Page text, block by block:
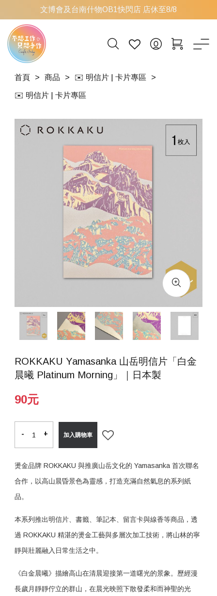
文博會及台南什物OB1快閃店 店休至8/8
首頁 商品 ✉️ 明信片 | 卡片專區
✉️ 明信片 | 卡片專區
ROKKAKU Yamasanka 山岳明信片「白金
晨曦 Platinum Morning」｜日本製
90元
- +
- + 加入購物車
燙金品牌 ROKKAKU 與推廣山岳文化的 Yamasanka 首次聯名
合作，以高山晨昏景色為靈感，打造充滿自然氣息的系列紙
品。
本系列推出明信片、書籤、筆記本、留言卡與線香等商品，透
過 ROKKAKU 精湛的燙金工藝與多層次加工技術，將山林的寧
靜與壯麗融入日常生活之中。
《白金晨曦》描繪高山在清晨迎接第一道曙光的景象。歷經漫
長歲月靜靜佇立的群山，在晨光映照下散發柔和而神聖的光